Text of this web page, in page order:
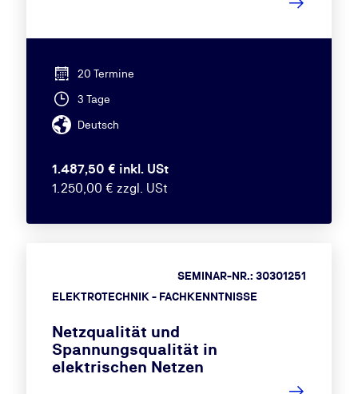
20 Termine
3 Tage
Deutsch
1.487,50 € inkl. USt
1.250,00 € zzgl. USt
ELEKTROTECHNIK - FACHKENNTNISSE
SEMINAR-NR.: 30301251
Netzqualität und
Spannungsqualität in
elektrischen Netzen